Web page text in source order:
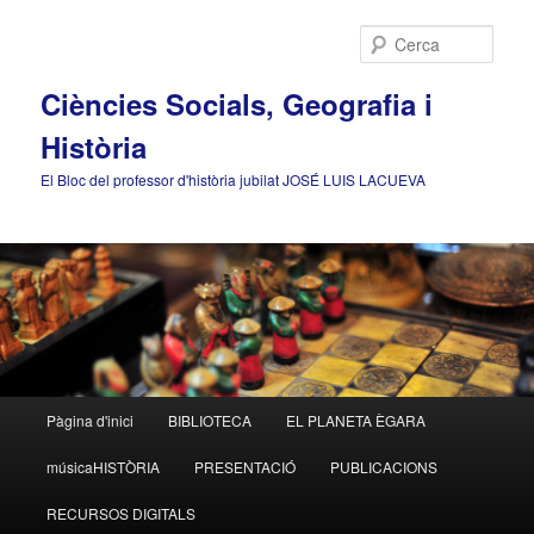
Ciències Socials, Geografia i
Història
El Bloc del professor d'història jubilat JOSÉ LUIS LACUEVA
principal
Aneu
al
contingut
Pàgina d'inici BIBLIOTECA EL PLANETA ÈGARA
músicaHISTÒRIA PRESENTACIÓ PUBLICACIONS
RECURSOS DIGITALS